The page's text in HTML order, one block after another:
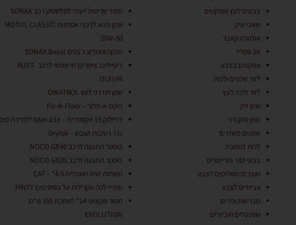
צבעים לעץ ואפקטים
שאבי שיק
אולטרה קאבר
2X ספריי
אפקטים בצבע
לזור שמנים ולכות
לזור ולכה לעץ
שמן דק
שמן טיק/דני
שמנים מיוחדים
לכות למתכת
צבעי יסוד ופריימרים
מוצרים משלימים לצבע
אביזרים לצבע
מברשות ופדים
שפכטלים ואביזרים
מסיר שריטות ייעודי לפלסטיק רכב SONAX
שמן מנוע לרכבי אספנות MOTUL CLASSIC
20W-50
מנקה ומחדש ג'נטים SONAX Beast
דיטיילינג ציפוי קרמי פנימי לרכב RUST-
OLEUM
שמן חודרני לעץ OWATROL
פיקס-א-פלור – Fix-A-Floor
דריילוק 15 אקסטרים – צבע אטום לחדירת
נגד רטיבות ועובש – Drylok
בוסטר התנעה לרכב NOCO GB40
בוסטר התנעה לרכב NOCO GB20
משחזת זווית חשמלית 4.5" – CAT
ספריי לכה אקרילית על בסיס מים PINTY
מסור מקצועי 14" למתכת 355 מ"מ
EVOLUTION